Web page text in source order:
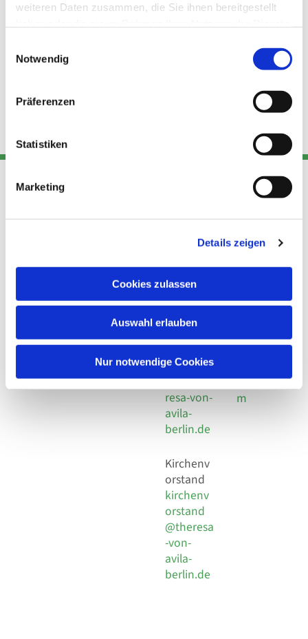
weiteren Daten zusammen, die Sie ihnen bereitgestellt
Notwendig
Präferenzen
Statistiken
Marketing
Details zeigen
Cookies zulassen
Auswahl erlauben
Nur notwendige Cookies
Adresse
Kirchengemeinde Pfarrei
Hl. Theresa von Avila Berlin
Leitender Pfarrer - Norbert
Behaimstr. 39
Kont
Telefon
+49 30
924 64 28
Fax +49
30 924 54
18
E-Mail
info@the
resa-von-
avila-
berlin.de
Kirchenv
orstand
kirchenv
orstand
@theresa
-von-
avila-
berlin.de
Links
Datensch
utz
Social
Impressu
m